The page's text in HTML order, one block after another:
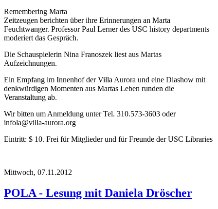
Remembering Marta
Zeitzeugen berichten über ihre Erinnerungen an Marta
Feuchtwanger. Professor Paul Lerner des USC history departments
moderiert das Gespräch.
Die Schauspielerin Nina Franoszek liest aus Martas
Aufzeichnungen.
Ein Empfang im Innenhof der Villa Aurora und eine Diashow mit
denkwürdigen Momenten aus Martas Leben runden die
Veranstaltung ab.
Wir bitten um Anmeldung unter Tel. 310.573-3603 oder
infola@villa-aurora.org
Eintritt: $ 10. Frei für Mitglieder und für Freunde der USC Libraries
Mittwoch, 07.11.2012
POLA - Lesung mit Daniela Dröscher